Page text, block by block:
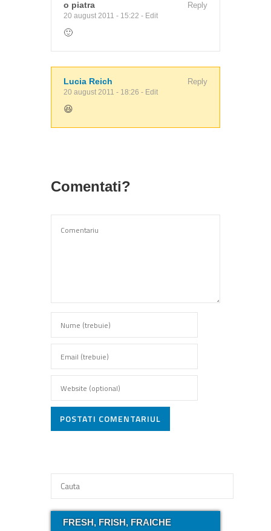
o piatra
20 august 2011 - 15:22 - Edit
Reply
🙂
Lucia Reich
20 august 2011 - 18:26 - Edit
Reply
😆
Comentati?
POSTATI COMENTARIUL
FRESH, FRISH, FRAICHE